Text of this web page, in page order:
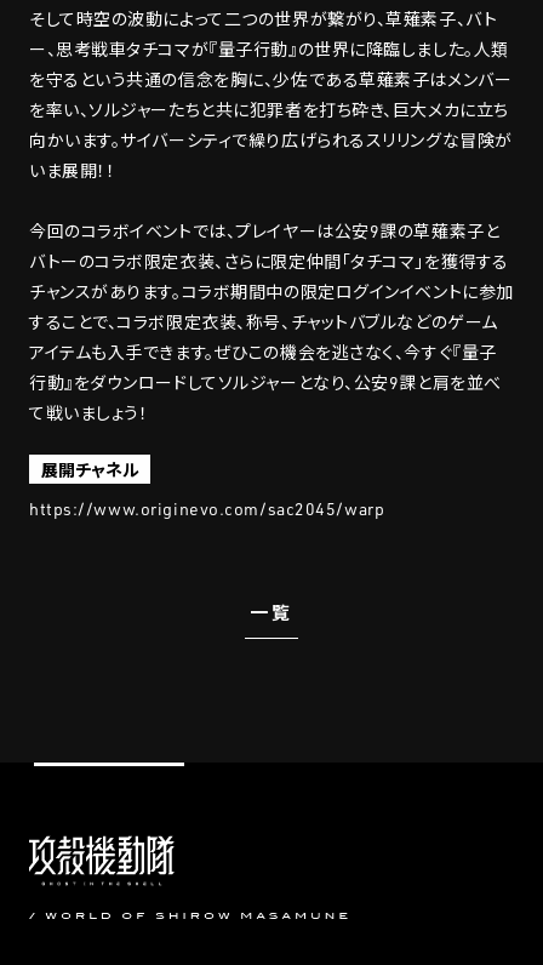
そして時空の波動によって二つの世界が繋がり、草薙素子、バト
ー、思考戦車タチコマが『量子行動』の世界に降臨しました。人類
を守るという共通の信念を胸に、少佐である草薙素子はメンバー
を率い、ソルジャーたちと共に犯罪者を打ち砕き、巨大メカに立ち
向かいます。サイバーシティで繰り広げられるスリリングな冒険が
いま展開！！
今回のコラボイベントでは、プレイヤーは公安9課の草薙素子と
バトーのコラボ限定衣装、さらに限定仲間「タチコマ」を獲得する
チャンスがあります。コラボ期間中の限定ログインイベントに参加
することで、コラボ限定衣装、称号、チャットバブルなどのゲーム
アイテムも入手できます。ぜひこの機会を逃さなく、今すぐ『量子
行動』をダウンロードしてソルジャーとなり、公安9課と肩を並べ
て戦いましょう！
展開チャネル
https://www.originevo.com/sac2045/warp
一覧